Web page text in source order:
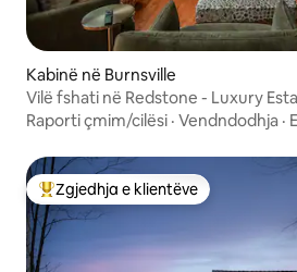
Kabinë në Burnsville
Vilë fshati në Redstone - Luxury
mahnitëse!
Raporti çmim/cilësi · Vendndodhja ·
Më të mirat e zgjedhjeve të klientëve
Zgjedhja e klientëve